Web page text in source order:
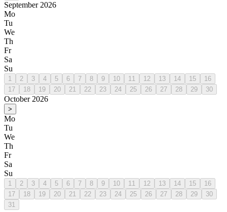
September 2026
Mo
Tu
We
Th
Fr
Sa
Su
1 2 3 4 5 6 7 8 9 10 11 12 13 14 15
16
17
18 19 20 21 22 23 24 25 26 27 28 29 30
October 2026
>
Mo
Tu
We
Th
Fr
Sa
Su
1 2 3 4 5 6 7 8 9 10 11 12 13 14 15
16
17
18 19 20 21 22 23 24 25 26 27 28 29
30
31